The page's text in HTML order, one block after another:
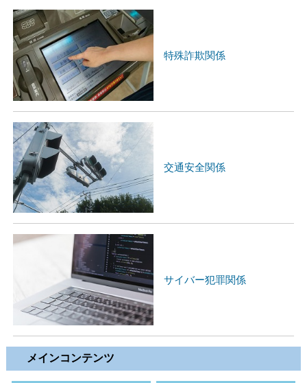
特殊詐欺関係
交通安全関係
サイバー犯罪関係
メインコンテンツ